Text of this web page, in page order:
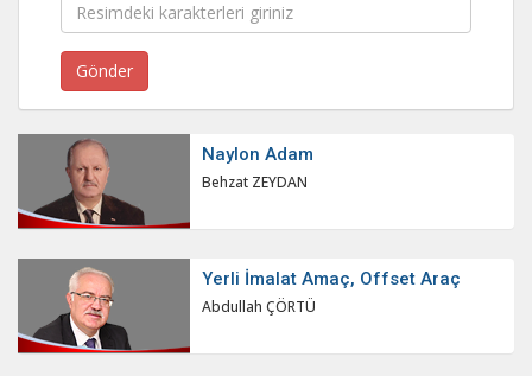
Naylon Adam
Behzat ZEYDAN
Yerli İmalat Amaç, Offset Araç
Abdullah ÇÖRTÜ